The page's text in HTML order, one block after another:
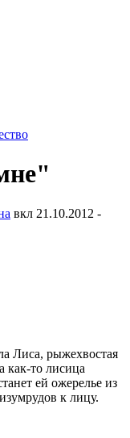
вкл 21.10.2012 -
Лиса, рыжехвостая
как-то лисица
ей ожерелье из
к лицу.